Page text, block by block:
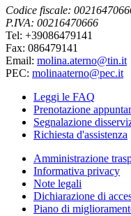
Codice fiscale:
P.IVA: 00216470666
Tel: +39086479141
Fax: 086479141
Email: molina.aterno@tin.it
PEC: molinaaterno@pec.it
Leggi le FAQ
Prenotazione
Segnalazione
Richiesta d'assistenza
Amministrazione
Informativa privacy
Note legali
Dichiarazione di
Piano di